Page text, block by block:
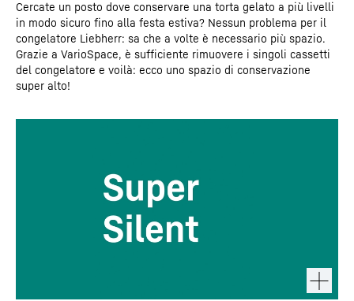
Cercate un posto dove conservare una torta gelato a più livelli
in modo sicuro fino alla festa estiva? Nessun problema per il
congelatore Liebherr: sa che a volte è necessario più spazio.
Grazie a VarioSpace, è sufficiente rimuovere i singoli cassetti
del congelatore e voilà: ecco uno spazio di conservazione
super alto!